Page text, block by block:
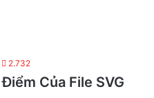
2.732
Của File SVG